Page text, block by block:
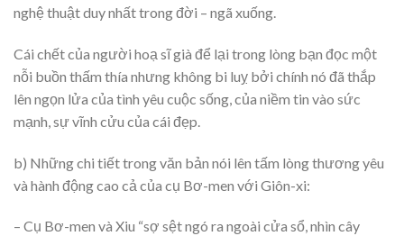
nghệ thuật duy nhất trong đời – ngã xuống.
Cái chết của người hoạ sĩ già để lại trong lòng bạn đọc một
nỗi buồn thấm thía nhưng không bi luỵ bởi chính nó đã thắp
lên ngọn lửa của tình yêu cuộc sống, của niềm tin vào sức
mạnh, sự vĩnh cửu của cái đẹp.
b) Những chi tiết trong văn bản nói lên tấm lòng thương yêu
và hành động cao cả của cụ Bơ-men với Giôn-xi:
– Cụ Bơ-men và Xiu “sợ sệt ngó ra ngoài cửa sổ, nhìn cây